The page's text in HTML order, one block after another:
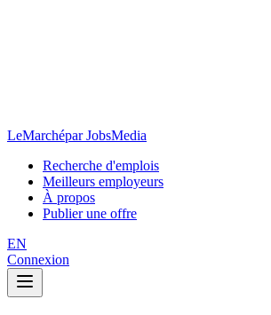
LeMarchépar JobsMedia
Recherche d'emplois
Meilleurs employeurs
À propos
Publier une offre
EN
Connexion